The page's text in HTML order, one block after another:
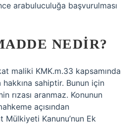
arabuluculuğa başvurulması
NEDIR?
maliki KMK.m.33 kapsamında
sahiptir. Bunun için
rızası aranmaz. Konunun
açısından
Mülkiyeti Kanunu’nun Ek